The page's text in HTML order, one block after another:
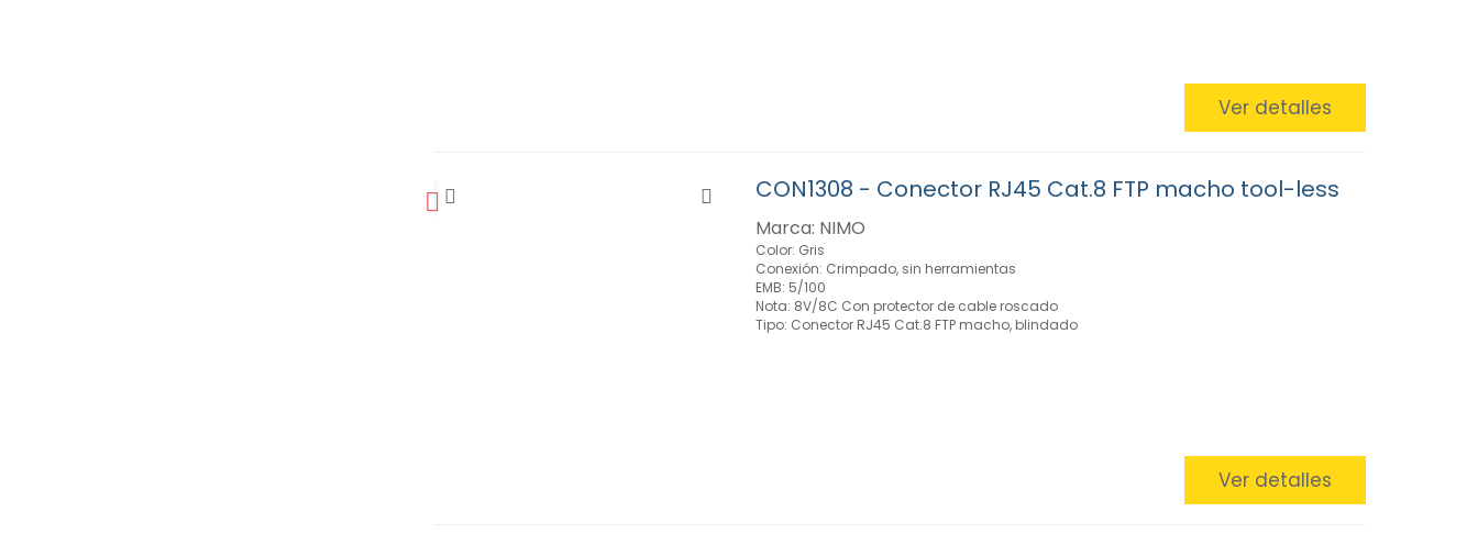
Ver detalles
CON1308 - Conector RJ45 Cat.8 FTP macho tool-less
Marca: NIMO
Color: Gris
Conexión: Crimpado, sin herramientas
EMB: 5/100
Nota: 8V/8C Con protector de cable roscado
Tipo: Conector RJ45 Cat.8 FTP macho, blindado
Ver detalles